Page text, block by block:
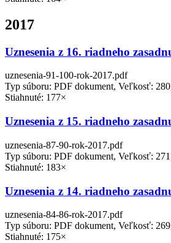
2017
Uznesenia z 16. riadneho
uznesenia-91-100-rok-2017.pdf
Typ súboru: PDF dokument, Veľkosť:
Stiahnuté: 177×
Uznesenia z 15. riadneho
uznesenia-87-90-rok-2017.pdf
Typ súboru: PDF dokument, Veľkosť:
Stiahnuté: 183×
Uznesenia z 14. riadneho
uznesenia-84-86-rok-2017.pdf
Typ súboru: PDF dokument, Veľkosť:
Stiahnuté: 175×